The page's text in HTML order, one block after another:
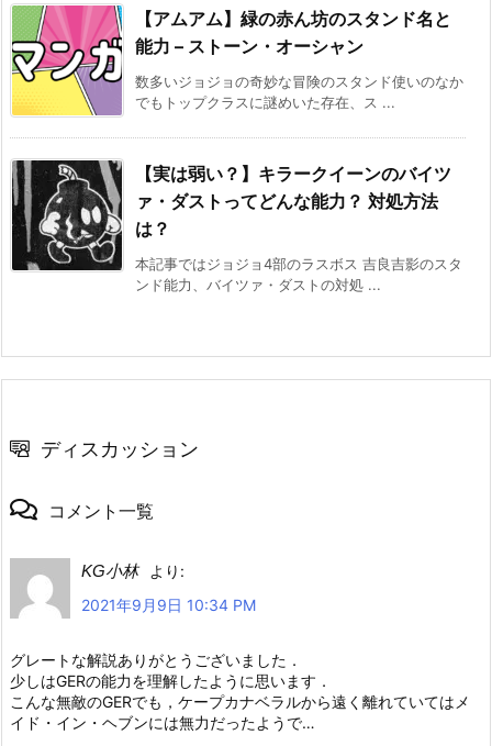
【アムアム】緑の赤ん坊のスタンド名と
能力 – ストーン・オーシャン
数多いジョジョの奇妙な冒険のスタンド使いのなか
でもトップクラスに謎めいた存在、ス ...
【実は弱い？】キラークイーンのバイツ
ァ・ダストってどんな能力？ 対処方法
は？
本記事ではジョジョ4部のラスボス 吉良吉影のスタ
ンド能力、バイツァ・ダストの対処 ...
ディスカッション
コメント一覧
KG小林
より:
2021年9月9日 10:34 PM
グレートな解説ありがとうございました．
少しはGERの能力を理解したように思います．
こんな無敵のGERでも，ケープカナベラルから遠く離れていてはメ
イド・イン・ヘブンには無力だったようで…